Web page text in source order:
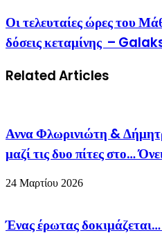
Οι τελευταίες ώρες του
δόσεις κεταμίνης –
Related Articles
Αννα Φλωρινιώτη &
μαζί τις δυο πίτες στο…
24 Μαρτίου 2026
Ένας έρωτας